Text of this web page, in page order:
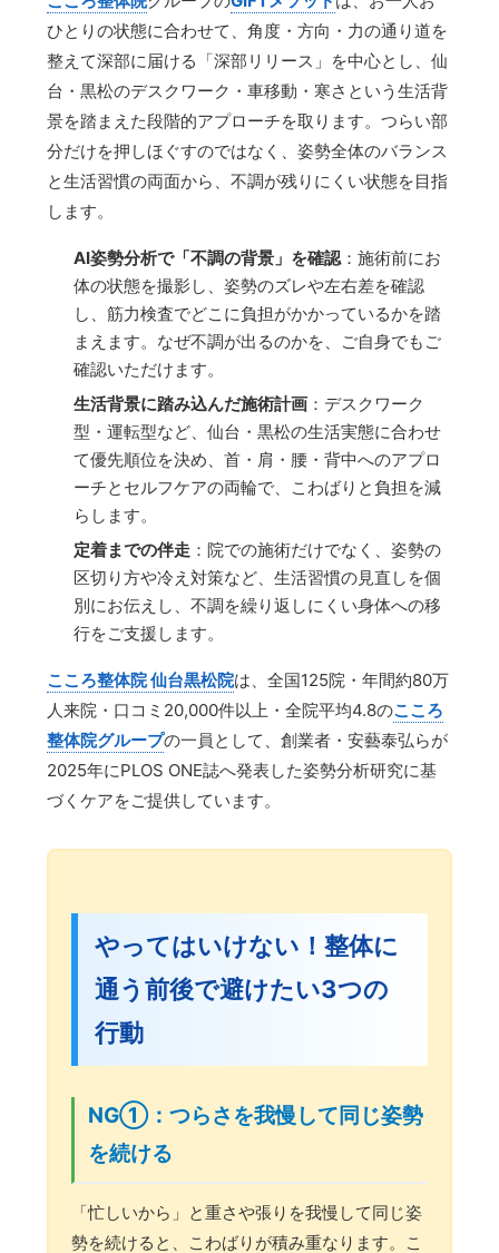
ひとりの状態に合わせて、角度・方向・力の通り道を
整えて深部に届ける「深部リリース」を中心とし、仙
台・黒松のデスクワーク・車移動・寒さという生活背
景を踏まえた段階的アプローチを取ります。つらい部
分だけを押しほぐすのではなく、姿勢全体のバランス
と生活習慣の両面から、不調が残りにくい状態を目指
します。
AI姿勢分析で「不調の背景」を確認：施術前にお
体の状態を撮影し、姿勢のズレや左右差を確認
し、筋力検査でどこに負担がかかっているかを踏
まえます。なぜ不調が出るのかを、ご自身でもご
確認いただけます。
生活背景に踏み込んだ施術計画 ：デスクワーク
型・運転型など、仙台・黒松の生活実態に合わせ
て優先順位を決め、首・肩・腰・背中へのアプロ
ーチとセルフケアの両輪で、こわばりと負担を減
らします。
定着までの伴走 ：院での施術だけでなく、姿勢の
区切り方や冷え対策など、生活習慣の見直しを個
別にお伝えし、不調を繰り返しにくい身体への移
行をご支援します。
こころ整体院 仙台黒松院は、全国125院・年間約80万
人来院・口コミ20,000件以上・全院平均4.8のこころ
整体院グループの一員として、創業者・安藝泰弘らが
2025年にPLOS ONE誌へ発表した姿勢分析研究に基
づくケアをご提供しています。
やってはいけない！整体に
通う前後で避けたい3つの
行動
NG①：つらさを我慢して同じ姿勢
を続ける
「忙しいから」と重さや張りを我慢して同じ姿
勢を続けると、こわばりが積み重なります。こ